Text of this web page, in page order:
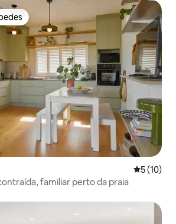
5 de uma
5 (10)
familiar perto da praia